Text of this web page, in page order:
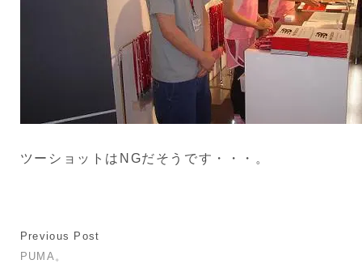
ツーショットはNGだそうです・・・。
Previous Post
PUMA。